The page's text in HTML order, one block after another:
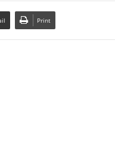
Print